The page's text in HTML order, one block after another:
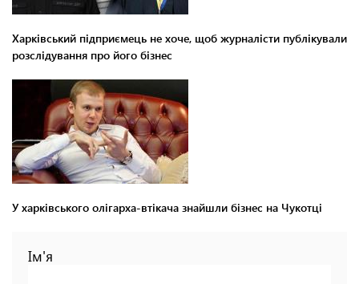
Харківський підприємець не хоче, щоб журналісти публікували
розслідування про його бізнес
У харківського олігарха-втікача знайшли бізнес на Чукотці
Ім'я